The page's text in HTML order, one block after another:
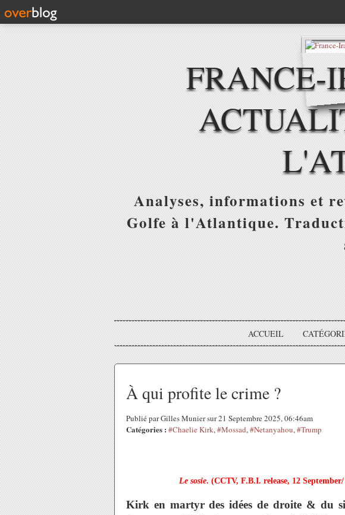
FRANCE-
Analyses, informations et
Golfe à l'Atlantique.
ACCUEIL
À qui profite le crime ?
Publié par Gilles Munier sur 21 Septembre 2025, 06:46am
Catégories : #Chaelie Kirk,#Mossad,#Netanyahou,#Trump
Le sosie. (CCTV, F.B.I. release, 12
Kirk en martyr des idées de droite & du